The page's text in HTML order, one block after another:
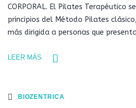
CORPORAL. El Pilates Terapéutico
principios del Método Pilates
más dirigida a personas que
LEER MÁS
BIOZENTRICA